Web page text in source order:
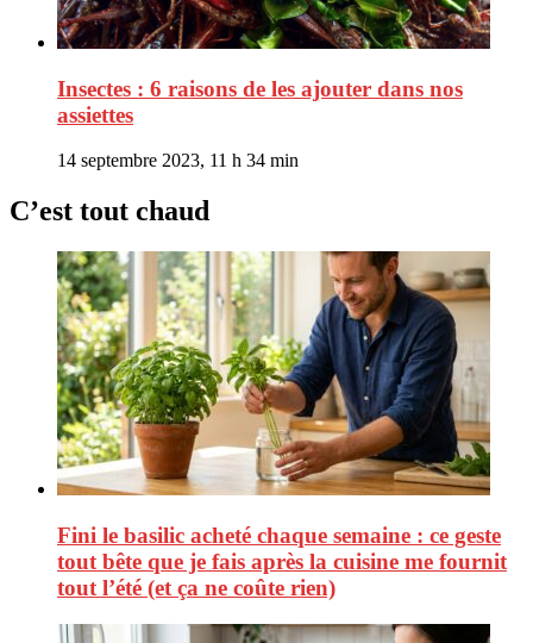
Insectes : 6 raisons de les ajouter dans nos
assiettes
14 septembre 2023, 11 h 34 min
C’est tout chaud
Fini le basilic acheté chaque semaine : ce geste
tout bête que je fais après la cuisine me fournit
tout l’été (et ça ne coûte rien)